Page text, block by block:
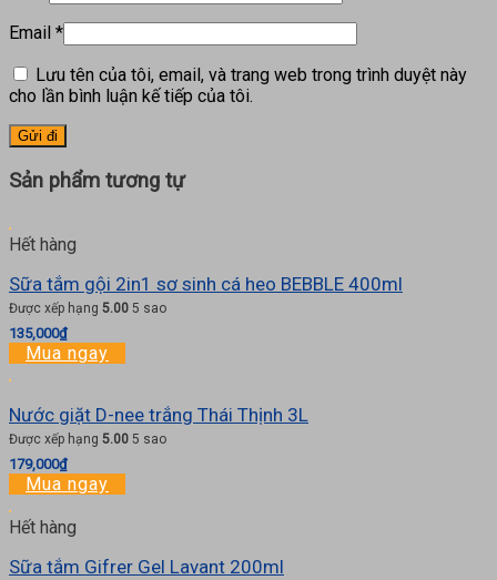
Email *
Lưu tên của tôi, email, và trang web trong trình duyệt này
cho lần bình luận kế tiếp của tôi.
Sản phẩm tương tự
Hết hàng
Sữa tắm gội 2in1 sơ sinh cá heo BEBBLE 400ml
Được xếp hạng 5.00 5 sao
135,000₫
Mua ngay
Nước giặt D-nee trắng Thái Thịnh 3L
Được xếp hạng 5.00 5 sao
179,000₫
Mua ngay
Hết hàng
Sữa tắm Gifrer Gel Lavant 200ml